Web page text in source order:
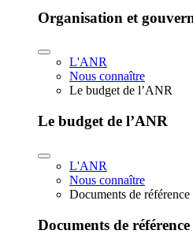
Organisation et
L'ANR
Nous connaître
Le budget de l’ANR
Le budget de l’ANR
L'ANR
Nous connaître
Documents de référence
Documents de référence